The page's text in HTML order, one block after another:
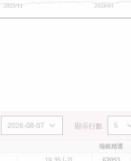
2025/11 2026/01
顯示行數
瑞銀精選